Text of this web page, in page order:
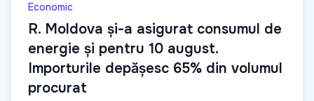
Economic
R. Moldova și-a asigurat consumul de
energie și pentru 10 august.
Importurile depășesc 65% din volumul
procurat